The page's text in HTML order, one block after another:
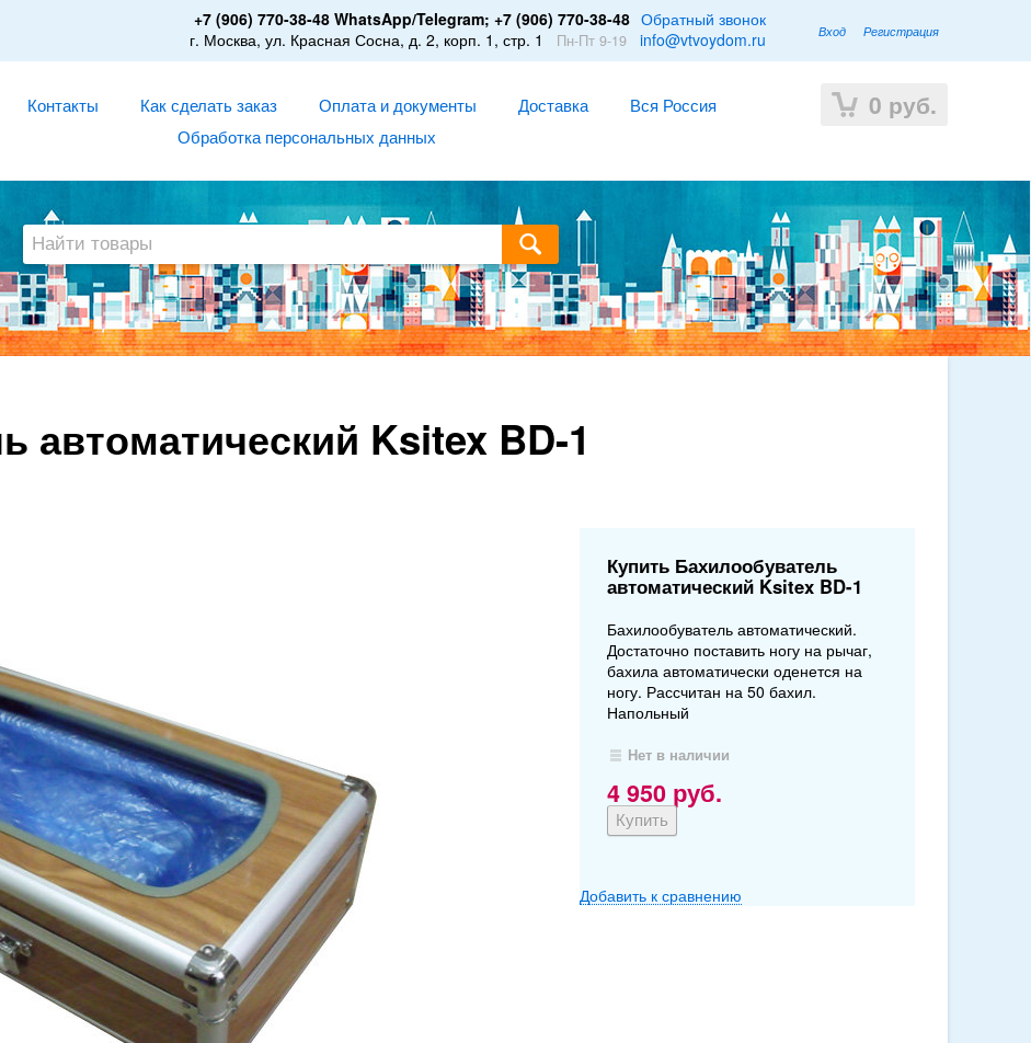
Вход Регистрация
+7 (906) 770-38-48 WhatsApp/Telegram; +7 (906) 770-38-48 Обратный звонок
г. Москва, ул. Красная Сосна, д. 2, корп. 1, стр. 1
Пн-Пт 9-19 info@vtvoydom.ru
0 руб.
Контакты Как сделать заказ Оплата и документы Доставка
Вся Россия
Обработка персональных данных
автоматический Ksitex BD-1
Купить Бахилообуватель
автоматический Ksitex BD-1
Бахилообуватель автоматический.
Достаточно поставить ногу на рычаг,
бахила автоматически оденется на
ногу. Рассчитан на 50 бахил.
Напольный
Нет в наличии
4 950 руб.
Добавить к сравнению